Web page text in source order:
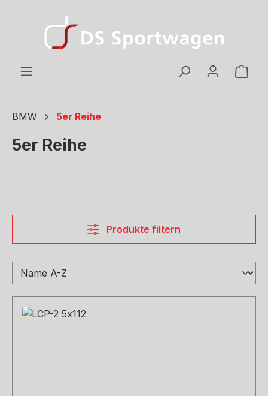
Zum Hauptinhalt springen
BMW 5er Reihe
5er Reihe
Produkte filtern